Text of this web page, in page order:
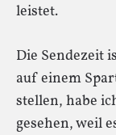
leistet.
Die Sendezeit
auf einem
stellen, habe
gesehen, weil